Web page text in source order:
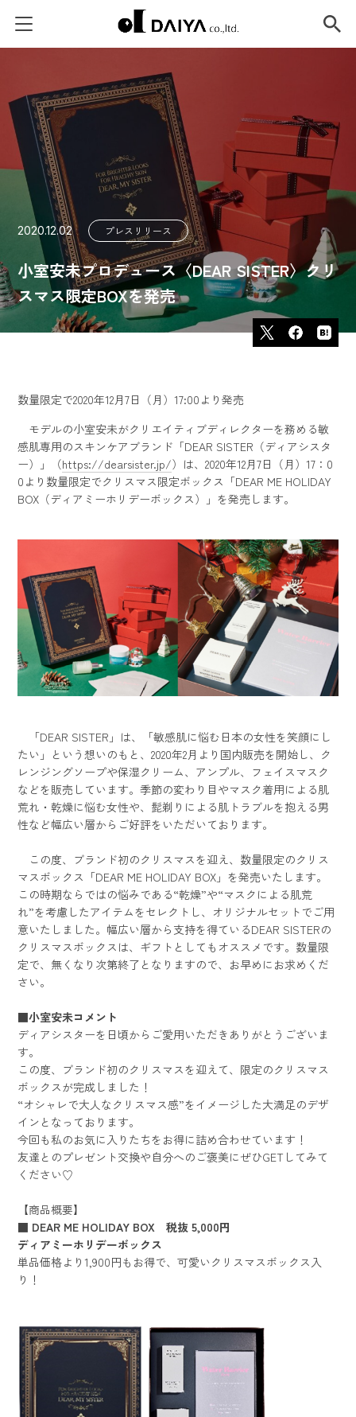
2020.12.02 プレスリリース
小室安未プロデュース〈DEAR SISTER〉クリ
スマス限定BOXを発売
数量限定で2020年12月7日（月）17:00より発売
モデルの小室安未がクリエイティブディレクターを務める敏
感肌専用のスキンケアブランド「DEAR SISTER（ディアシスタ
ー）」（https://dearsister.jp/）は、2020年12月7日（月）17：0
0より数量限定でクリスマス限定ボックス「DEAR ME HOLIDAY
BOX（ディアミーホリデーボックス）」を発売します。
「DEAR SISTER」は、「敏感肌に悩む日本の女性を笑顔にし
たい」という想いのもと、2020年2月より国内販売を開始し、ク
レンジングソープや保湿クリーム、アンプル、フェイスマスク
などを販売しています。季節の変わり目やマスク着用による肌
荒れ・乾燥に悩む女性や、髭剃りによる肌トラブルを抱える男
性など幅広い層からご好評をいただいております。
この度、ブランド初のクリスマスを迎え、数量限定のクリス
マスボックス「DEAR ME HOLIDAY BOX」を発売いたします。
この時期ならではの悩みである“乾燥”や“マスクによる肌荒
れ”を考慮したアイテムをセレクトし、オリジナルセットでご用
意いたしました。幅広い層から支持を得ているDEAR SISTERの
クリスマスボックスは、ギフトとしてもオススメです。数量限
定で、無くなり次第終了となりますので、お早めにお求めくだ
さい。
■小室安未コメント
ディアシスターを日頃からご愛用いただきありがとうございま
す。
この度、ブランド初のクリスマスを迎えて、限定のクリスマス
ボックスが完成しました！
“オシャレで大人なクリスマス感”をイメージした大満足のデザ
インとなっております。
今回も私のお気に入りたちをお得に詰め合わせています！
友達とのプレゼント交換や自分へのご褒美にぜひGETしてみて
ください♡
【商品概要】
■ DEAR ME HOLIDAY BOX 税抜 5,000円
ディアミーホリデーボックス
単品価格より1,900円もお得で、可愛いクリスマスボックス入
り！